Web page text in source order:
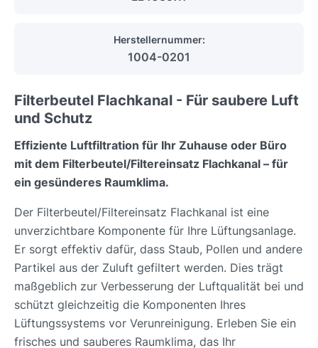
Herstellernummer:
1004-0201
Filterbeutel Flachkanal - Für saubere Luft
und Schutz
Effiziente Luftfiltration für Ihr Zuhause oder Büro
mit dem Filterbeutel/Filtereinsatz Flachkanal – für
ein gesünderes Raumklima.
Der Filterbeutel/Filtereinsatz Flachkanal ist eine
unverzichtbare Komponente für Ihre Lüftungsanlage.
Er sorgt effektiv dafür, dass Staub, Pollen und andere
Partikel aus der Zuluft gefiltert werden. Dies trägt
maßgeblich zur Verbesserung der Luftqualität bei und
schützt gleichzeitig die Komponenten Ihres
Lüftungssystems vor Verunreinigung. Erleben Sie ein
frisches und sauberes Raumklima, das Ihr